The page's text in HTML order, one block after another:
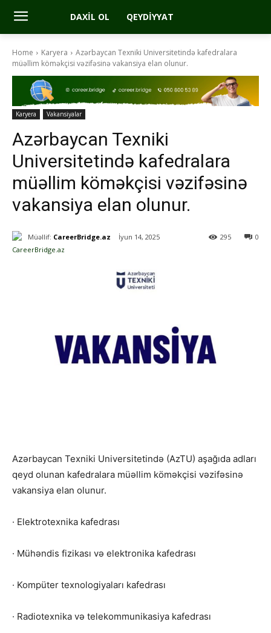
DAXIL OL QEYDIYYAT
Home Karyera
Azərbaycan Texniki Universitetində kafedralara
müəllim köməkçisi vəzifəsinə vakansiya elan olunur.
Karyera Vakansiyalar
Azərbaycan Texniki
Universitetində kafedralara
müəllim köməkçisi vəzifəsinə
vakansiya elan olunur.
Müəllif: CareerBridge.az İyun 14, 2025 0
295
Azərbaycan Texniki Universitetində (AzTU) aşağıda adları
qeyd olunan kafedralara müəllim köməkçisi vəzifəsinə
vakansiya elan olunur.
· Elektrotexnika kafedrası
· Mühəndis fizikası və elektronika kafedrası
· Kompüter texnologiyaları kafedrası
· Radiotexnika və telekommunikasiya kafedrası